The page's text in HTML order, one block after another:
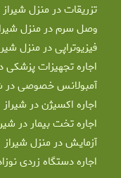
تزریقات در منزل شیراز
وصل سرم در منزل
فیزیوتراپی در منزل
اجاره تجهیزات پزشکی
آمبولانس خصوصی در
اجاره اکسیژن در شیراز
اجاره تخت بیمار در
آزمایش در منزل شیراز
اجاره دستگاه زردی